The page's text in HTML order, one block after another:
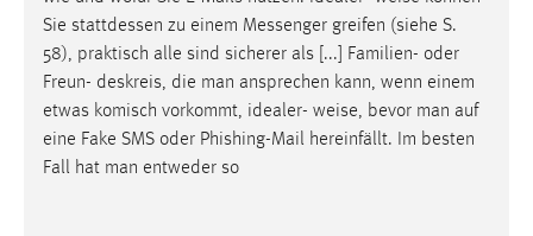
Sie stattdessen zu einem Messenger greifen (siehe S.
58), praktisch alle sind sicherer als [...] Familien- oder
Freun- deskreis, die man ansprechen kann, wenn einem
etwas komisch vorkommt, idealer- weise, bevor man auf
eine Fake SMS oder Phishing-Mail hereinfällt. Im besten
Fall hat man entweder so
Anbieter:
Zweck:
Conversion-Tracking